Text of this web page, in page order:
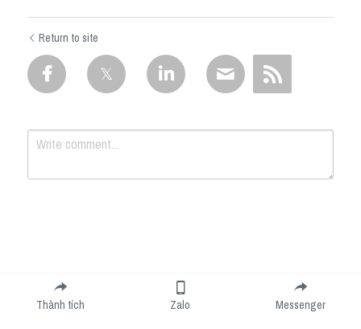
Return to site
Submit
Thành tích Zalo Messenger